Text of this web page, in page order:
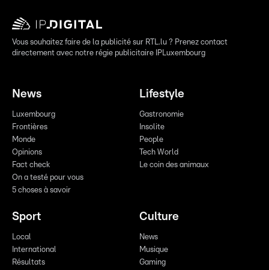
Vous souhaitez faire de la publicité sur RTL.lu ? Prenez contact
directement avec notre régie publicitaire IPLuxembourg
News
Luxembourg
Frontières
Monde
Opinions
Fact check
On a testé pour vous
5 choses à savoir
Lifestyle
Gastronomie
Insolite
People
Tech World
Le coin des animaux
Sport
Local
International
Résultats
Culture
News
Musique
Gaming